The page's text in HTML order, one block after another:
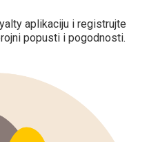
aplikaciju i registrujte
popusti i pogodnosti.